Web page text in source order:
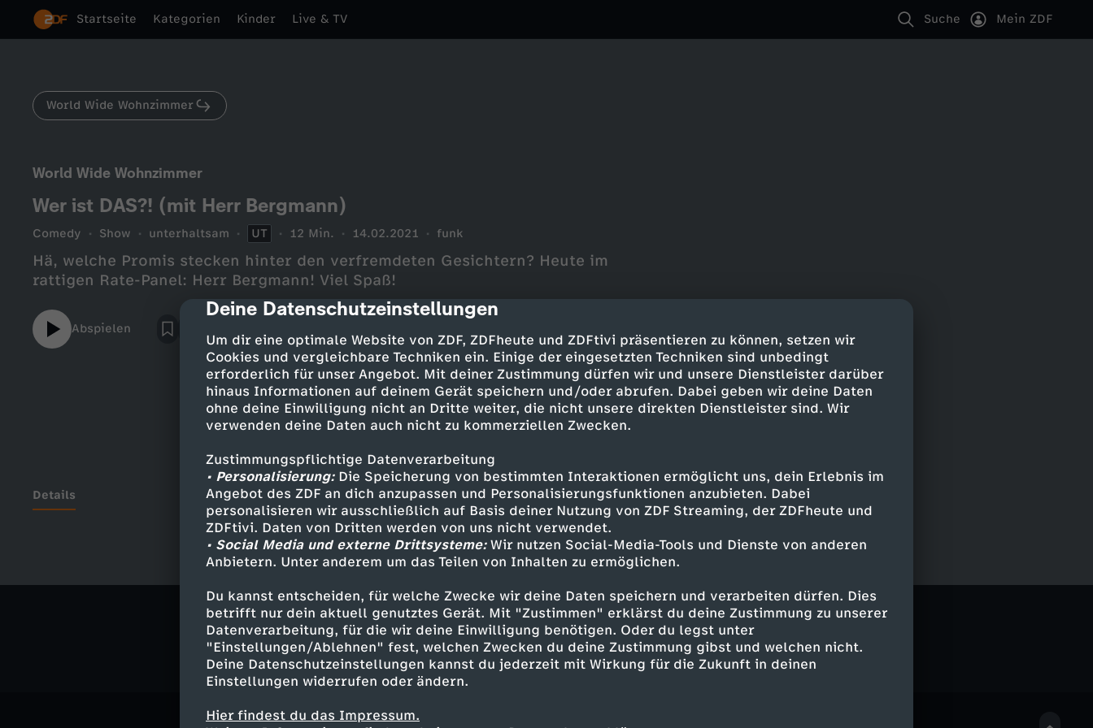
cmp-dialog-description
Deine Datenschutzeinstellungen
Um dir eine optimale Website von ZDF, ZDFheute und ZDFtivi präsentieren zu können, setzen wir
Cookies und vergleichbare Techniken ein. Einige der eingesetzten Techniken sind unbedingt
erforderlich für unser Angebot. Mit deiner Zustimmung dürfen wir und unsere Dienstleister darüber
hinaus Informationen auf deinem Gerät speichern und/oder abrufen. Dabei geben wir deine Daten
ohne deine Einwilligung nicht an Dritte weiter, die nicht unsere direkten Dienstleister sind. Wir
verwenden deine Daten auch nicht zu kommerziellen Zwecken.
Zustimmungspflichtige Datenverarbeitung
• Personalisierung:Die Speicherung von bestimmten Interaktionen ermöglicht uns, dein Erlebnis im
Angebot des ZDF an dich anzupassen und Personalisierungsfunktionen anzubieten. Dabei
personalisieren wir ausschließlich auf Basis deiner Nutzung von ZDF Streaming, der ZDFheute und
ZDFtivi. Daten von Dritten werden von uns nicht verwendet.
• Social Media und externe Drittsysteme:Wir nutzen Social-Media-Tools und Dienste von anderen
Anbietern. Unter anderem um das Teilen von Inhalten zu ermöglichen.
Du kannst entscheiden, für welche Zwecke wir deine Daten speichern und verarbeiten dürfen. Dies
betrifft nur dein aktuell genutztes Gerät. Mit "Zustimmen" erklärst du deine Zustimmung zu unserer
Datenverarbeitung, für die wir deine Einwilligung benötigen. Oder du legst unter
"Einstellungen/Ablehnen" fest, welchen Zwecken du deine Zustimmung gibst und welchen nicht.
Deine Datenschutzeinstellungen kannst du jederzeit mit Wirkung für die Zukunft in deinen
Einstellungen widerrufen oder ändern.
Hier findest du das Impressum.
Startseite Kategorien Kinder Live & TV Suche Mein ZDF
World Wide Wohnzimmer
World Wide Wohnzimmer
Wer ist DAS?! (mit Herr Bergmann)
Comedy Show unterhaltsam UT 12 Min. 14.02.2021 funk
Hä, welche Promis stecken hinter den verfremdeten Gesichtern? Heute im
rattigen Rate-Panel: Herr Bergmann! Viel Spaß!
Abspielen
Details
Ähnliche Inhalte entdecken
Comedy Show unterhaltsam Untertitel World Wide Wohnzimmer